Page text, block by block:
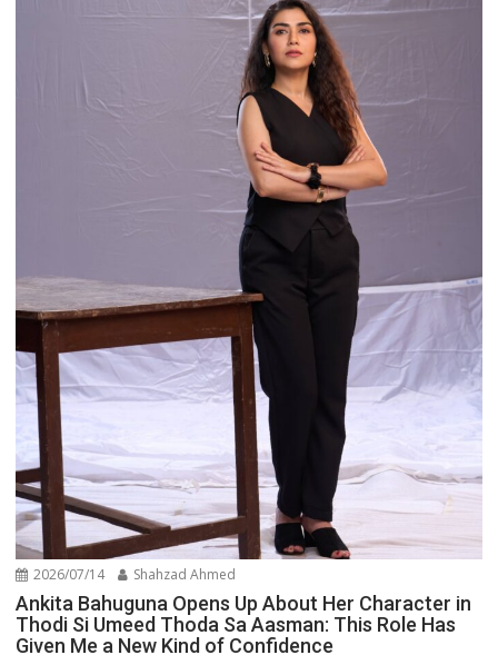
2026/07/14 Shahzad Ahmed
Ankita Bahuguna Opens Up About Her Character in
Thodi Si Umeed Thoda Sa Aasman: This Role Has
Given Me a New Kind of Confidence